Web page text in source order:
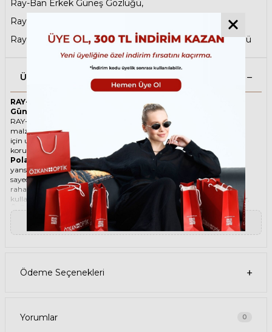
Ray-Ban Erkek Güneş Gözlüğü,
Ray-Ban Kadın Güneş Gözlüğü
Ray-Ban Polarize Güneş Gözlükleri,Siyah Güneş Gözlüğü
Ürün Açıklaması
RAY-BAN Burbank 2283 901 58 55 Polarize Siyah Unisex
Güneş Gözlüğü
RAY-BAN ikonik Dikdörtgen Asetat güneş gözlüğü, tarzı ve kaliteli
malzemesi ile göz alıcı bir aksesuar. Hem erkekler hem de kadınlar
için uygun olan bu güneş gözlüğü, güneşin zararlı ışınlarından
korunmanızı sağlarken, stilinizi de yansıtır.
Polarize güneş gözlüğü, güneş ışınlarının yatay yüzeylerden
yansımasını engelleyen özel bir filtre içeren bir gözlük türüdür. Bu
sayede, gözlerinizin parlama, yansıma, kamaşma gibi
rahatsızlıklardan korunmasını sağlar. Polarize güneş gözlüğü
kullanmak, hem görüş kalitenizi artırır hem de göz sağlığınızı korur.
Ürün Faydaları
• RAY-BAN Burbank 2283 901 58 55 Polarize Siyah Unisex güneş
gözlüğü, yüksek kaliteli Asetat çerçeveye ve Kristal lense sahiptir. Bu
malzemeler, güneş gözlüğünüzün uzun ömürlü, dayanıklı ve
gözlüğü, %100 UV koruması sunar. Bu sayede, gözlerinizi güneşin
zararlı ışınlarından korur ve göz sağlığınızı korur. Yeşil cam rengi,
Gözlüğü
▼ Devamını Oku
Ödeme Seçenekleri
Yorumlar 0